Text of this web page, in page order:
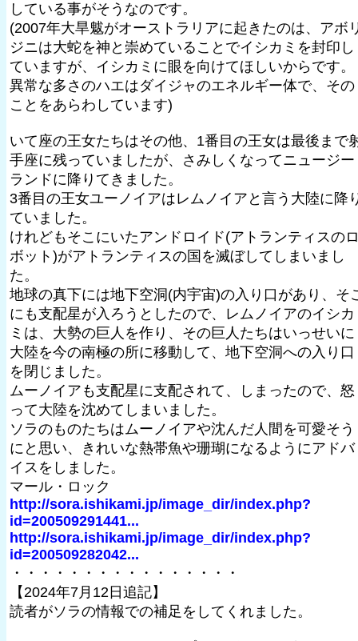
している事がそうなのです。
(2007年大旱魃がオーストラリアに起きたのは、アボ
ジニは大蛇を神と崇めていることでイシカミを封印し
ていますが、イシカミに眼を向けてほしいからです。
異常な多さのハエはダイジャのエネルギー体で、その
ことをあらわしています)
いて座の王女たちはその他、1番目の王女は最後まで
手座に残っていましたが、さみしくなってニュージー
ランドに降りてきました。
3番目の王女ユーノイアはレムノイアと言う大陸に降
ていました。
けれどもそこにいたアンドロイド(アトランティスの
ボット)がアトランティスの国を滅ぼしてしまいまし
た。
地球の真下には地下空洞(内宇宙)の入り口があり、そ
にも支配星が入ろうとしたので、レムノイアのイシカ
ミは、大勢の巨人を作り、その巨人たちはいっせいに
大陸を今の南極の所に移動して、地下空洞への入り口
を閉じました。
ムーノイアも支配星に支配されて、しまったので、怒
って大陸を沈めてしまいました。
ソラのものたちはムーノイアや沈んだ人間を可愛そう
にと思い、きれいな熱帯魚や珊瑚になるようにアドバ
イスをしました。
マール・ロック
http://sora.ishikami.jp/image_dir/index.php?
id=200509291441...
http://sora.ishikami.jp/image_dir/index.php?
id=200509282042...
・・・・・・・・・・・・・・・・
【2024年7月12日追記】
読者がソラの情報での補足をしてくれました。